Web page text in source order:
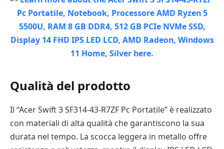
Qualità del prodotto
Il “Acer Swift 3 SF314-43-R7ZF Pc Portatile” è realizzato
con materiali di alta qualità che garantiscono la sua
durata nel tempo. La scocca leggera in metallo offre